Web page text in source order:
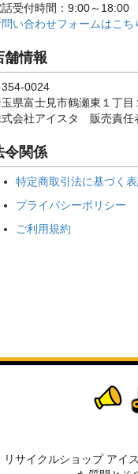
受付時間：9:00～18:00
い合わせフォームはこち
舗情報
0024
県富士見市鶴瀬東１丁
会社アイスタ 販売責任
令関係
特定商取引法に基づく
プライバシーポリシー
ご利用規約
リサイクルショップ アイ